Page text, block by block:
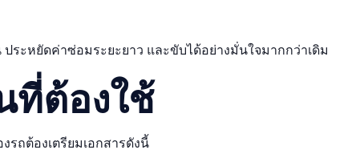
ะหยัดค่าซ่อมระยะยาว และขับได้อย่างมั่นใจมากกว่าเดิม
ที่ต้องใช้
รถต้องเตรียมเอกสารดังนี้